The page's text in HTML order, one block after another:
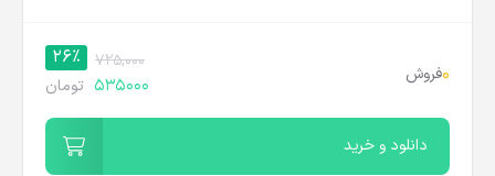
0فروش
725,000
26%
535000 تومان
دانلود و خرید